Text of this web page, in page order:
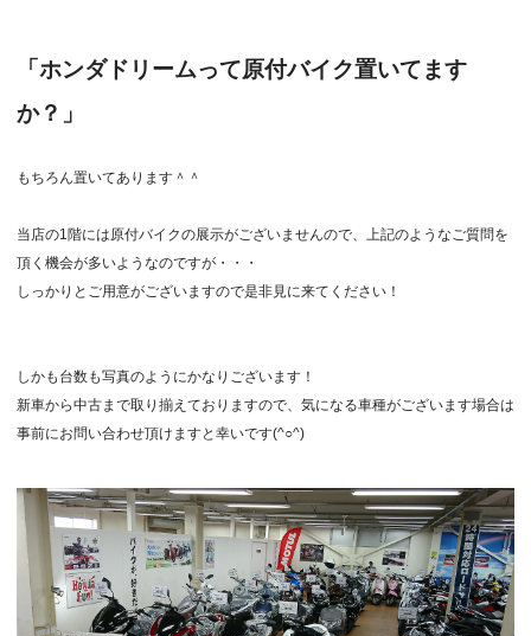
「ホンダドリームって原付バイク置いてます
か？」
もちろん置いてあります＾＾
当店の1階には原付バイクの展示がございませんので、上記のようなご質問を
頂く機会が多いようなのですが・・・
しっかりとご用意がございますので是非見に来てください！
しかも台数も写真のようにかなりございます！
新車から中古まで取り揃えておりますので、気になる車種がございます場合は
事前にお問い合わせ頂けますと幸いです(^○^)